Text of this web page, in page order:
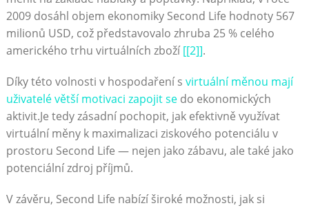
2009 dosáhl objem ekonomiky Second Life hodnoty 567
milionů USD, což představovalo zhruba 25 % celého
amerického trhu virtuálních zboží[[2]].
Díky této volnosti v hospodaření s virtuální měnou mají
uživatelé větší motivaci zapojit sedo ekonomických
aktivit.Je tedy zásadní pochopit, jak efektivně využívat
virtuální měny k maximalizaci ziskového potenciálu v
prostoru Second Life — nejen jako zábavu, ale také jako
potenciální zdroj příjmů.
V závěru, Second Life nabízí široké možnosti, jak si